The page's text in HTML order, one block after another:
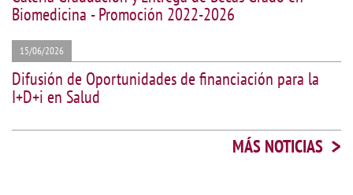
Biomedicina - Promoción 2022-2026
15/06/2026
Difusión de Oportunidades de financiación para la
I+D+i en Salud
MÁS NOTICIAS >